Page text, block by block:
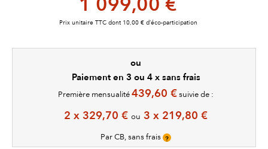
Prix unitaire TTC dont 10,00 € d’éco-participation
ou
Paiement en 3 ou 4 x sans frais
Première mensualité 439,60 € suivie de :
2 x 329,70 € ou 3 x 219,80 €
Par CB, sans frais ?